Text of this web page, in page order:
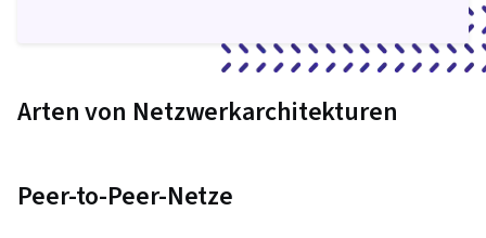
Sicherheitsbewußtsein, Firewall,
Sicherheitsstrategie, Berechtigung
(Computing), Beglaubigungen, Cyber-
Sicherheitskontrollen, Sicherheitsmanagement,
Arten von Netzwerkarchitekturen
Peer-to-Peer-Netze